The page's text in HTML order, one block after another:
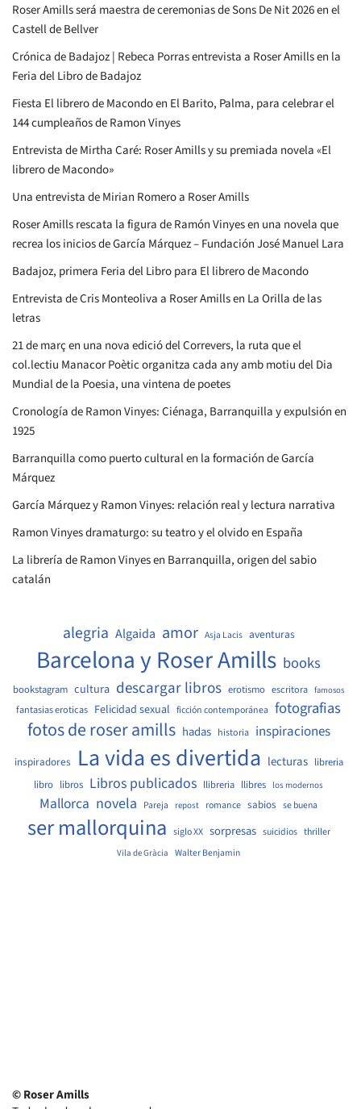
Roser Amills será maestra de ceremonias de Sons De Nit 2026 en el
Castell de Bellver
Crónica de Badajoz | Rebeca Porras entrevista a Roser Amills en la
Feria del Libro de Badajoz
Fiesta El librero de Macondo en El Barito, Palma, para celebrar el
144 cumpleaños de Ramon Vinyes
Entrevista de Mirtha Caré: Roser Amills y su premiada novela «El
librero de Macondo»
Una entrevista de Mirian Romero a Roser Amills
Roser Amills rescata la figura de Ramón Vinyes en una novela que
recrea los inicios de García Márquez – Fundación José Manuel Lara
Badajoz, primera Feria del Libro para El librero de Macondo
Entrevista de Cris Monteoliva a Roser Amills en La Orilla de las
letras
21 de març en una nova edició del Correvers, la ruta que el
col.lectiu Manacor Poètic organitza cada any amb motiu del Dia
Mundial de la Poesia, una vintena de poetes
Cronología de Ramon Vinyes: Ciénaga, Barranquilla y expulsión en
1925
Barranquilla como puerto cultural en la formación de García
Márquez
García Márquez y Ramon Vinyes: relación real y lectura narrativa
Ramon Vinyes dramaturgo: su teatro y el olvido en España
La librería de Ramon Vinyes en Barranquilla, origen del sabio
catalán
alegria Algaida amor Asja Lacis aventuras
Barcelona y Roser Amills books
bookstagram cultura descargar libros erotismo escritora famosos
fantasias eroticas Felicidad sexual ficción contemporánea fotografias
fotos de roser amills hadas historia inspiraciones
inspiradores La vida es divertida lecturas libreria
libro libros Libros publicados llibreria llibres los modernos
Mallorca novela Pareja repost romance sabios se buena
ser mallorquina siglo XX sorpresas suicidios thriller
Vila de Gràcia Walter Benjamin
© Roser Amills